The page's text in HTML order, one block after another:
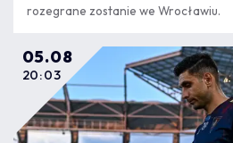
rozegrane zostanie we Wrocławiu.
05.08
20:03